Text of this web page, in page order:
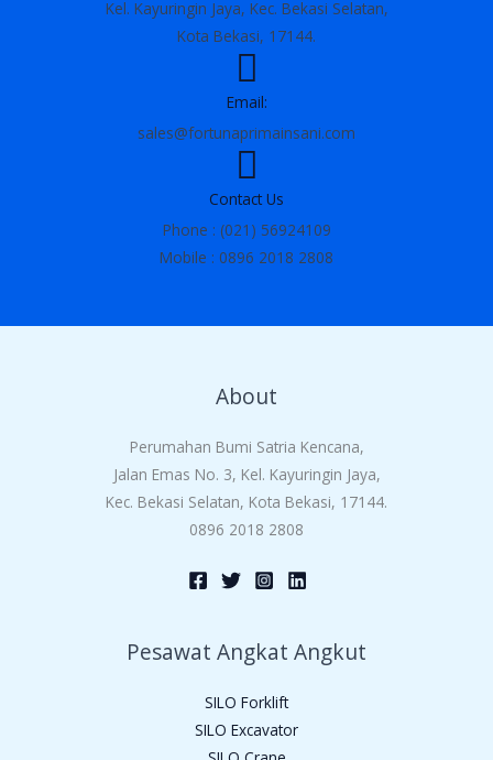
Kel. Kayuringin Jaya, Kec. Bekasi Selatan,
Kota Bekasi, 17144.
Email:
sales@fortunaprimainsani.com
Contact Us
Phone : (021) 56924109
Mobile : 0896 2018 2808
About
Perumahan Bumi Satria Kencana,
Jalan Emas No. 3, Kel. Kayuringin Jaya,
Kec. Bekasi Selatan, Kota Bekasi, 17144.
0896 2018 2808
Pesawat Angkat Angkut
SILO Forklift
SILO Excavator